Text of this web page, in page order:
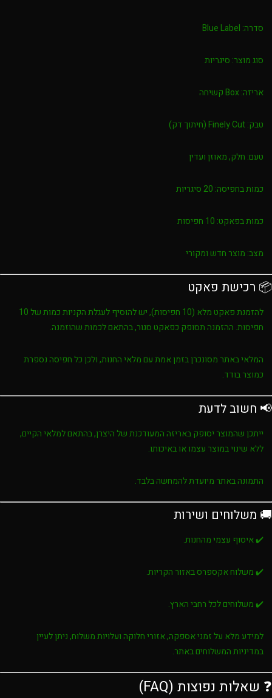
סדרה:
סוג מוצר: סיגריות
אריזה:
טבק:
טעם: חלק, מאוזן ועדין
כמות בחפיסה:
כמות בפאקט:
מצב: מוצר חדש ומקורי
📦 רכישת פאקט
להזמנת פאקט מלא (10 חפיסות), יש להוסיף לעגלת הקניות כמות של
10
חפיסות. ההזמנה תסופק כפאקט סגור, בהתאם לכמות שהוזמנה.
המלאי באתר מסונכרן בזמן אמת עם מלאי החנות, ולכן כל חפיסה נספרת
כמוצר בודד.
📢 חשוב לדעת
ייתכן שהמוצר יסופק באריזה המעודכנת של היצרן, בהתאם למלאי הקיים,
ללא שינוי במוצר עצמו או באיכותו.
התמונה באתר מיועדת להמחשה בלבד.
🚚 משלוחים ושירות
✔️ איסוף עצמי מהחנות.
✔️ משלוח אקספרס באזור הקריות.
✔️ משלוחים לכל רחבי הארץ.
למידע מלא על זמני אספקה, אזורי חלוקה ועלויות משלוח, ניתן לעיין
במדיניות המשלוחים באתר.
❓ שאלות נפוצות (FAQ)